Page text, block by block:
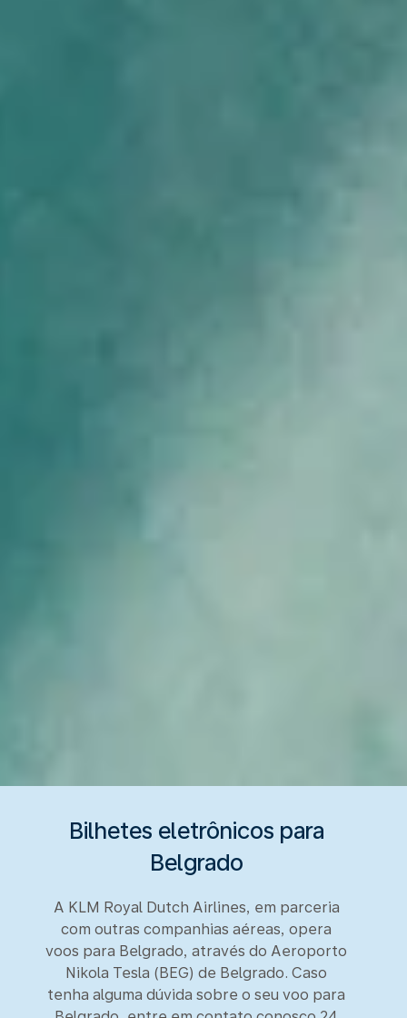
Bilhetes eletrônicos para
Belgrado
A KLM Royal Dutch Airlines, em parceria
com outras companhias aéreas, opera
voos para Belgrado, através do Aeroporto
Nikola Tesla (BEG) de Belgrado. Caso
tenha alguma dúvida sobre o seu voo para